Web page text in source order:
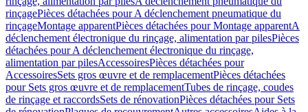
rinçagePièces détachées pour A déclenchement pneumatique du
rinçageMontage apparentPièces détachées pour Montage apparentA
déclenchement électronique du rinçage, alimentation par pilesPièces
détachées pour A déclenchement électronique du rinçage,
alimentation par pilesAccessoiresPièces détachées pour
AccessoiresSets gros œuvre et de remplacementPièces détachées
pour Sets gros œuvre et de remplacementTubes de rinçage, coudes
de rinçage et raccordsSets de rénovationPièces détachées pour Sets